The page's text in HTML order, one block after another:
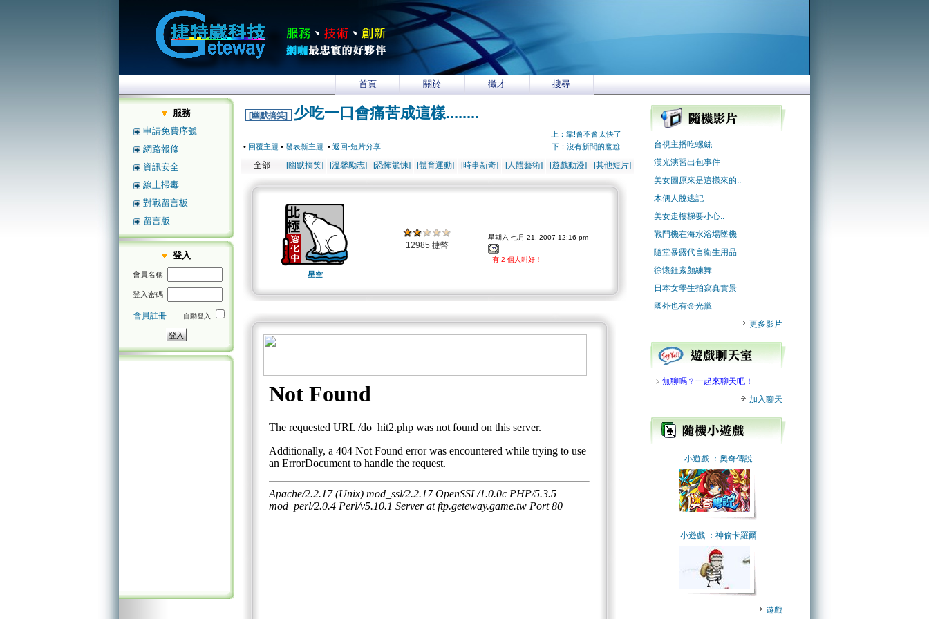
首頁 關於 徵才 搜尋
服務
申請免費序號
網路報修
資訊安全
線上掃毒
對戰留言板
留言版
登入
會員名稱
登入密碼
會員註冊 自動登入
[幽默搞笑] 少吃一口會痛苦成這樣........
• 回覆主題 • 發表新主題 • 返回-短片分享
上：靠!會不會太快了
下：沒有新聞的尷尬
全部 [幽默搞笑] [溫馨勵志] [恐怖驚悚] [體育運動] [時事新奇] [人體藝術] [遊戲動漫] [其他短片]
星空
12985 捷幣
星期六 七月 21, 2007 12:16 pm
有 2 個人叫好！
台視主播吃螺絲
漢光演習出包事件
美女圖原來是這樣來的..
木偶人脫逃記
美女走樓梯要小心..
戰鬥機在海水浴場墜機
隨堂暴露代言衛生用品
徐懷鈺素顏練舞
日本女學生拍寫真實景
國外也有金光黨
更多影片
﹥ 無聊嗎？一起來聊天吧！
加入聊天
小遊戲 ：奧奇傳說
小遊戲 ：神偷卡羅爾
遊戲